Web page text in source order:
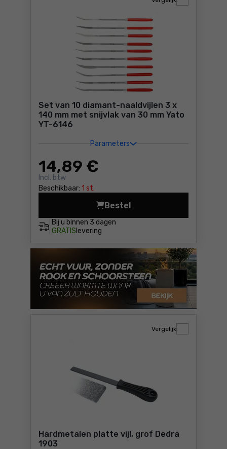
Set van 10 diamant-naaldvijlen 3 x
140 mm met snijvlak van 30 mm Yato
YT-6146
Parameters
14,89 €
Incl. btw
Beschikbaar: 1 st.
Bij u binnen 3 dagen
GRATIS levering
Bestel
Set van 10 diamant-
Hardmetalen platte vijl, grof Dedra
1903
Vergelijk